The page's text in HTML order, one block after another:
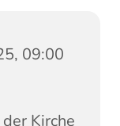
09:00
Kirche